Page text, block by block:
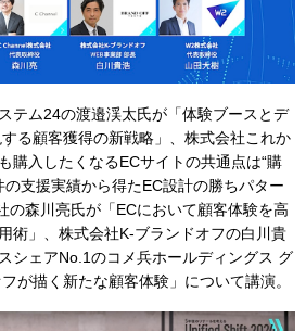
テム24の渡邉渓太氏が「体験ブースとデ
る顧客獲得の新戦略」、株式会社これか
購入したくなるECサイトの共通点は“購
支援実績から得たEC設計の勝ちパター
の森川亮氏が「ECにおいて顧客体験を高
術」、株式会社K-ブランドオフの白川貴
シェアNo.1のコメ兵ホールディングス グ
が描く新たな顧客体験」について講演。